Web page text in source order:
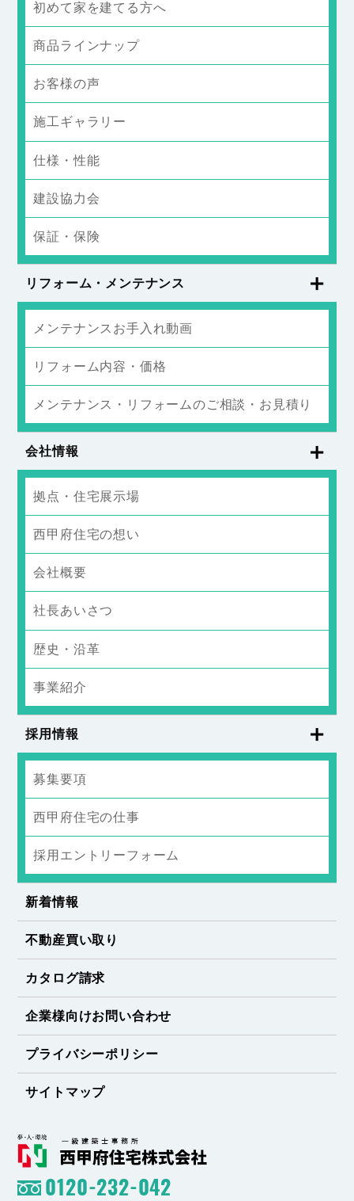
初めて家を建てる方へ
商品ラインナップ
お客様の声
施工ギャラリー
仕様・性能
建設協力会
保証・保険
リフォーム・メンテナンス
メンテナンスお手入れ動画
リフォーム内容・価格
メンテナンス・リフォームのご相談・お見積り
会社情報
拠点・住宅展示場
西甲府住宅の想い
会社概要
社長あいさつ
歴史・沿革
事業紹介
採用情報
募集要項
西甲府住宅の仕事
採用エントリーフォーム
新着情報
不動産買い取り
カタログ請求
企業様向けお問い合わせ
プライバシーポリシー
サイトマップ
0120-232-042